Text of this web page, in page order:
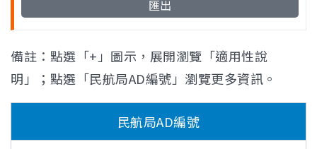
備註：點選「+」圖示，展開瀏覽「適用性說
明」；點選「民航局AD編號」瀏覽更多資訊。
民航局AD編號